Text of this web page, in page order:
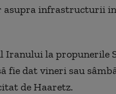
⁠asupra infrastructurii
Iranului la propunerile
fie dat vineri sau
de Haaretz.